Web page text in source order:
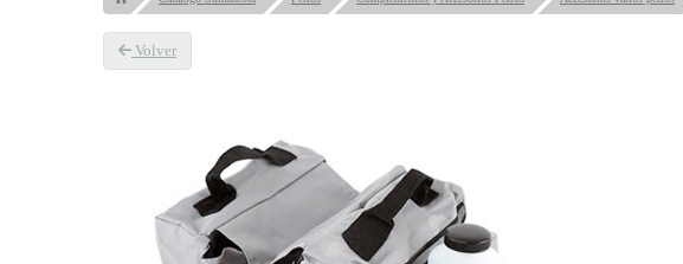
Volver